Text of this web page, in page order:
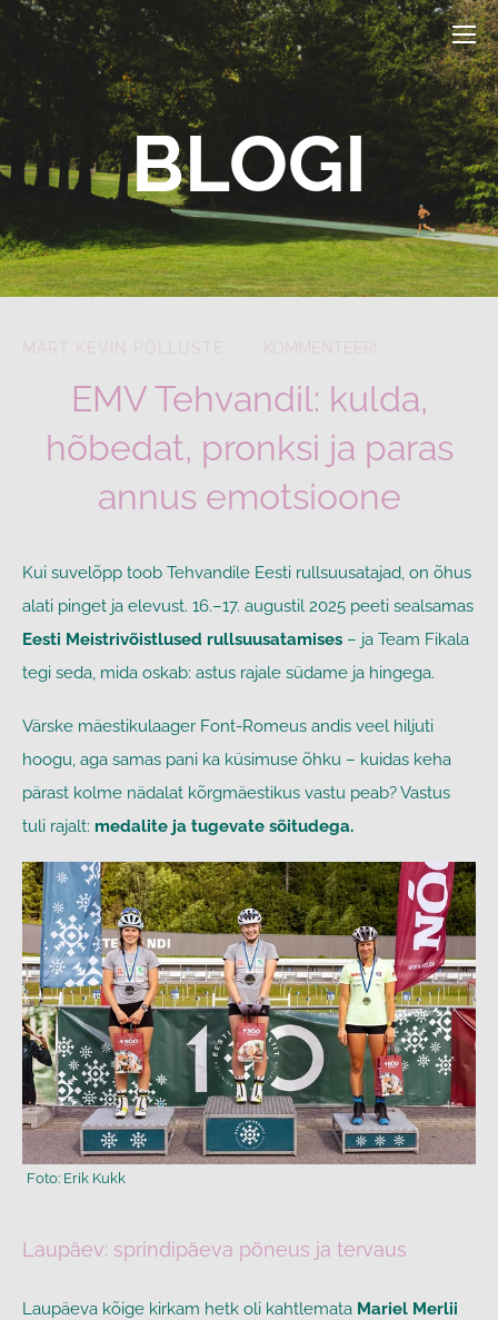
BLOGI
MART KEVIN PÕLLUSTE KOMMENTEERI
EMV Tehvandil: kulda,
hõbedat, pronksi ja paras
annus emotsioone
Kui suvelõpp toob Tehvandile Eesti rullsuusatajad, on õhus
alati pinget ja elevust. 16.–17. augustil 2025 peeti sealsamas
Eesti Meistrivõistlused rullsuusatamises – ja Team Fikala
tegi seda, mida oskab: astus rajale südame ja hingega.
Värske mäestikulaager Font-Romeus andis veel hiljuti
hoogu, aga samas pani ka küsimuse õhku – kuidas keha
pärast kolme nädalat kõrgmäestikus vastu peab? Vastus
tuli rajalt: medalite ja tugevate sõitudega.
Laupäev: sprindipäeva põneus ja tervaus
Laupäeva kõige kirkam hetk oli kahtlemata Mariel Merlii